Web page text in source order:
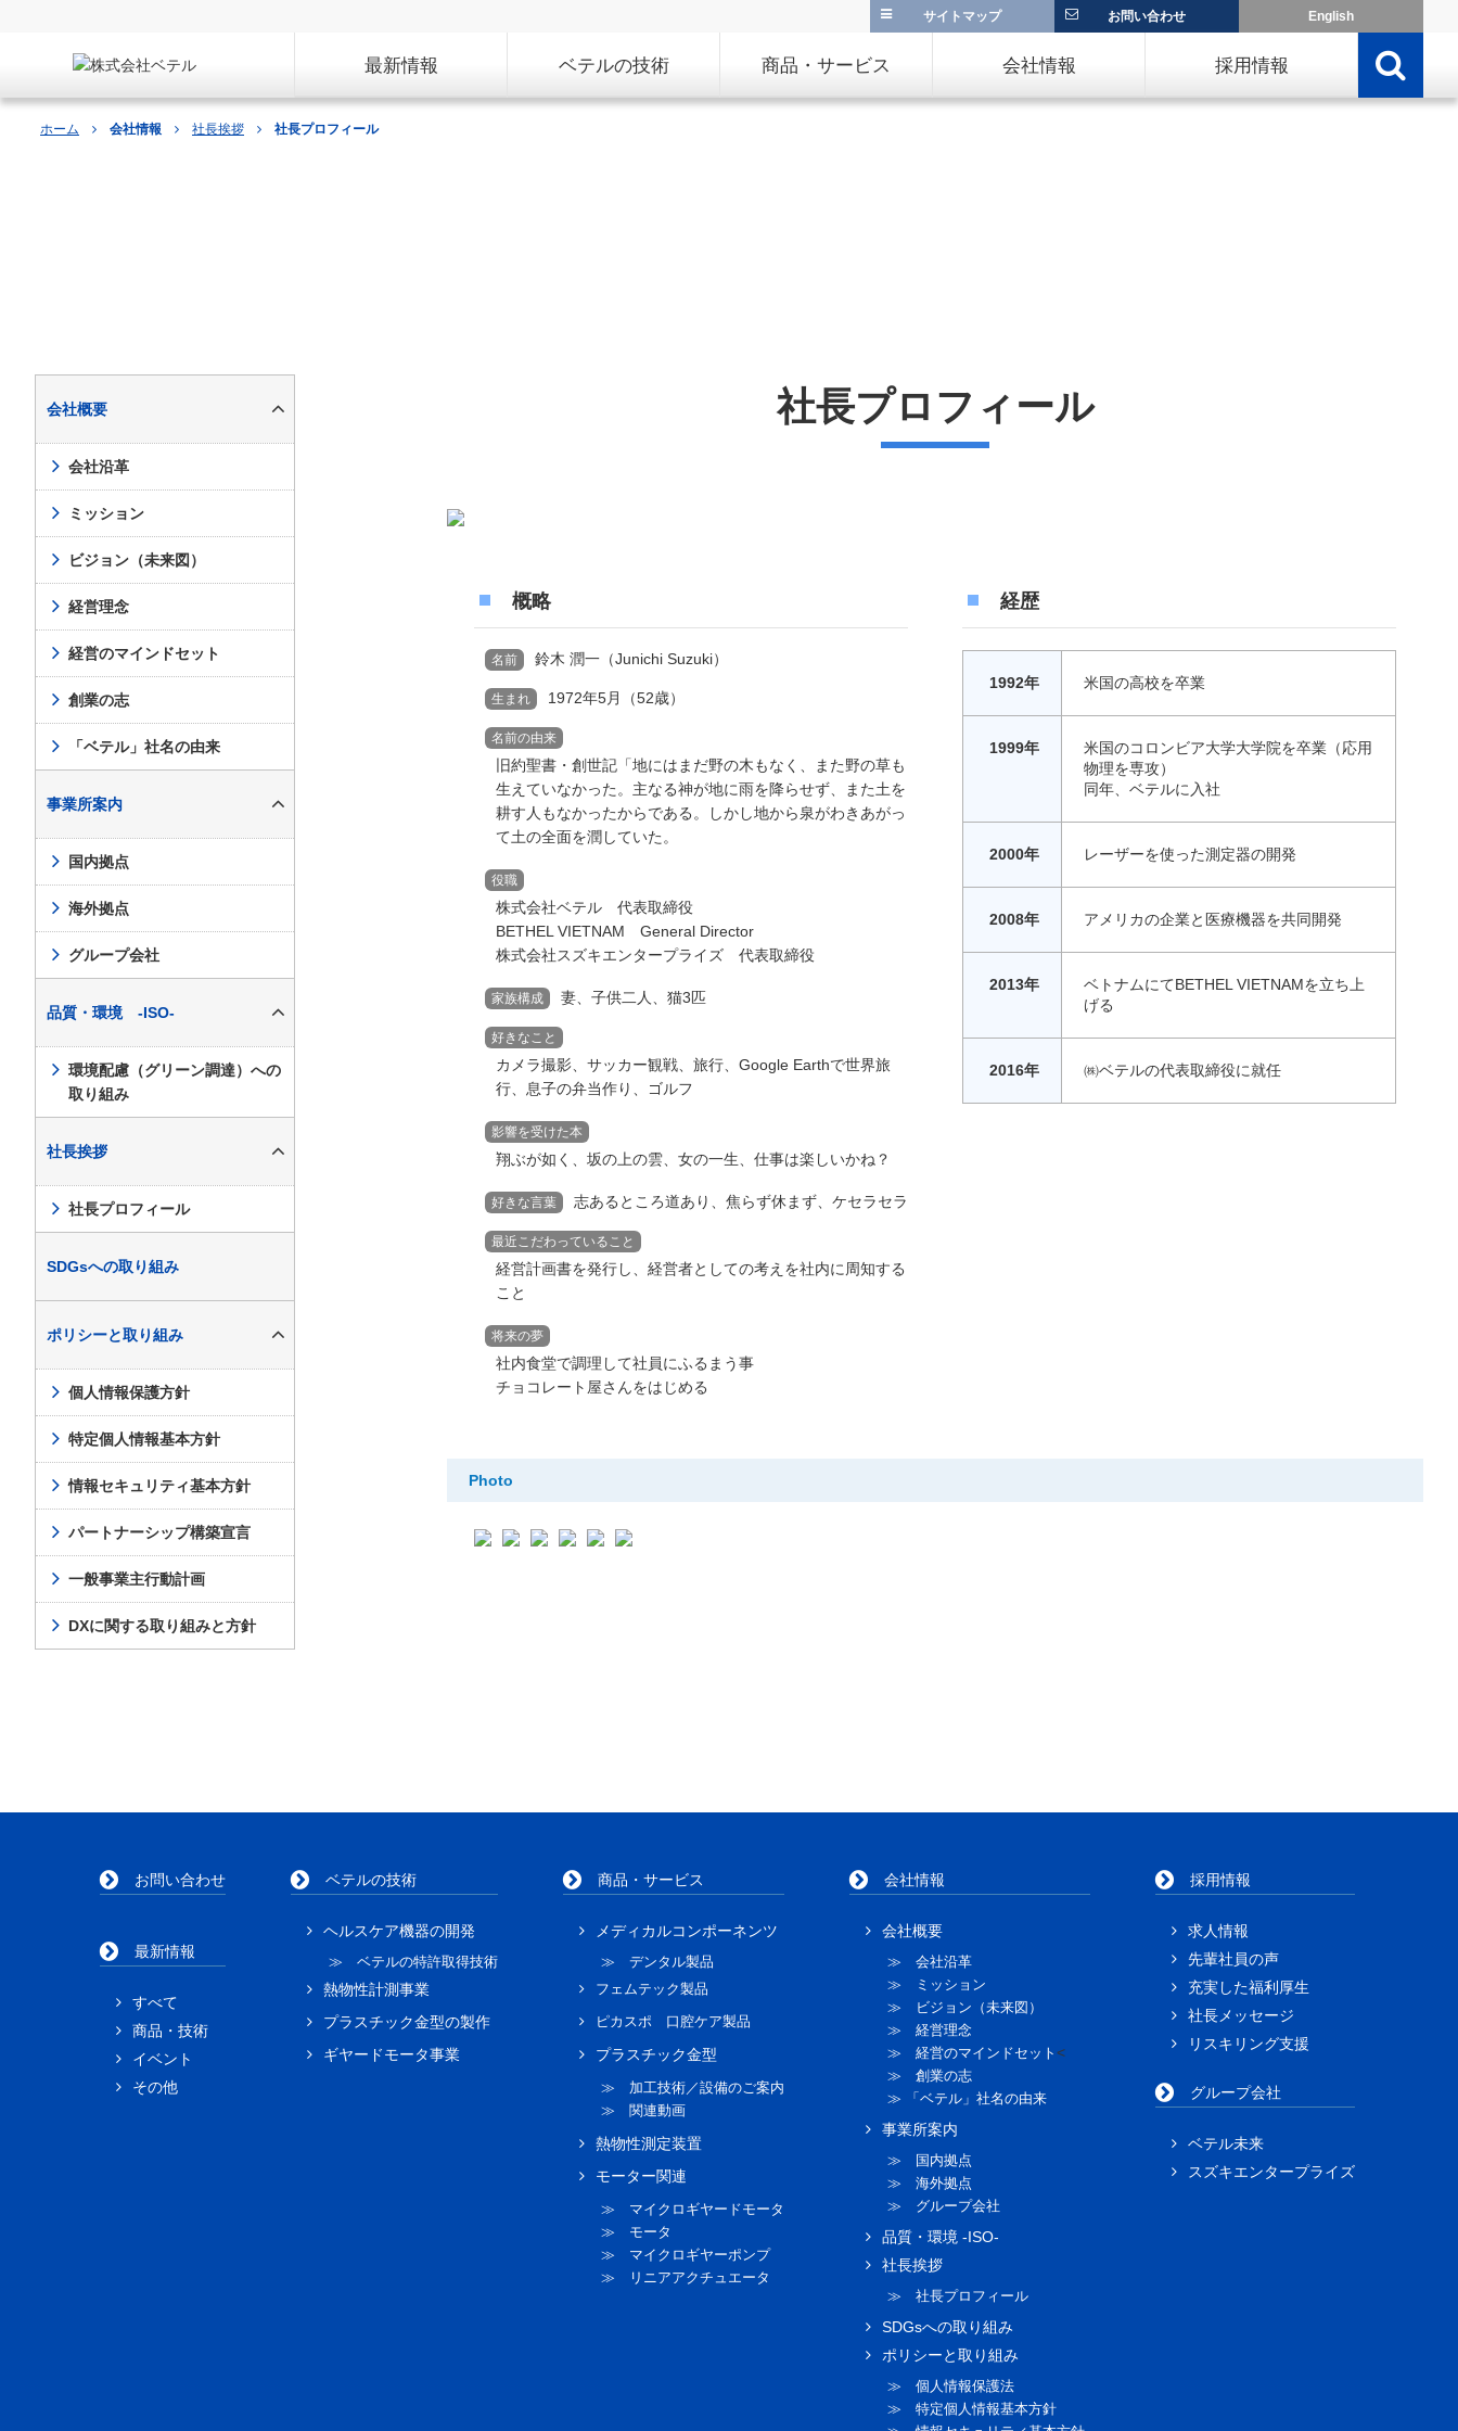
サイトマップ お問い合わせ English
最新情報 ベテルの技術 商品・サービス 会社情報 採用情報
ホーム 会社情報 社長挨拶 社長プロフィール
社長プロフィール
概略
名前 鈴木 潤一（Junichi Suzuki）
生まれ 1972年5月（52歳）
名前の由来
旧約聖書・創世記「地にはまだ野の木もなく、また野の草も
生えていなかった。主なる神が地に雨を降らせず、また土を
耕す人もなかったからである。しかし地から泉がわきあがっ
て土の全面を潤していた。
役職
株式会社ベテル 代表取締役
BETHEL VIETNAM General Director
株式会社スズキエンタープライズ 代表取締役
家族構成 妻、子供二人、猫3匹
好きなこと
カメラ撮影、サッカー観戦、旅行、Google Earthで世界旅
行、息子の弁当作り、ゴルフ
影響を受けた本
翔ぶが如く、坂の上の雲、女の一生、仕事は楽しいかね？
好きな言葉 志あるところ道あり、焦らず休まず、ケセラセラ
最近こだわっていること
経営計画書を発行し、経営者としての考えを社内に周知する
こと
将来の夢
社内食堂で調理して社員にふるまう事
チョコレート屋さんをはじめる
経歴
1992年 米国の高校を卒業
1999年
米国のコロンビア大学大学院を卒業（応用
物理を専攻）
同年、ベテルに入社
2000年 レーザーを使った測定器の開発
2008年 アメリカの企業と医療機器を共同開発
2013年
ベトナムにてBETHEL VIETNAMを立ち上
げる
2016年 ㈱ベテルの代表取締役に就任
Photo
会社概要
会社沿革
ミッション
ビジョン（未来図）
経営理念
経営のマインドセット
創業の志
「ベテル」社名の由来
事業所案内
国内拠点
海外拠点
グループ会社
品質・環境 -ISO-
環境配慮（グリーン調達）への
取り組み
社長挨拶
社長プロフィール
SDGsへの取り組み
ポリシーと取り組み
個人情報保護方針
特定個人情報基本方針
情報セキュリティ基本方針
パートナーシップ構築宣言
一般事業主行動計画
DXに関する取り組みと方針
お問い合わせ
最新情報
すべて
商品・技術
イベント
その他
ベテルの技術
ヘルスケア機器の開発
≫ ベテルの特許取得技術
熱物性計測事業
プラスチック金型の製作
ギヤードモータ事業
商品・サービス
メディカルコンポーネンツ
≫ デンタル製品
フェムテック製品
ピカスポ 口腔ケア製品
プラスチック金型
≫ 加工技術／設備のご案内
≫ 関連動画
熱物性測定装置
モーター関連
≫ マイクロギヤードモータ
≫ モータ
≫ マイクロギヤーポンプ
≫ リニアアクチュエータ
会社情報
会社概要
≫ 会社沿革
≫ ミッション
≫ ビジョン（未来図）
≫ 経営理念
≫ 経営のマインドセット <
≫ 創業の志
≫ 「ベテル」社名の由来
事業所案内
≫ 国内拠点
≫ 海外拠点
≫ グループ会社
品質・環境 -ISO-
社長挨拶
≫ 社長プロフィール
SDGsへの取り組み
ポリシーと取り組み
≫ 個人情報保護法
≫ 特定個人情報基本方針
採用情報
求人情報
先輩社員の声
充実した福利厚生
社長メッセージ
リスキリング支援
グループ会社
ベテル未来
スズキエンタープライズ